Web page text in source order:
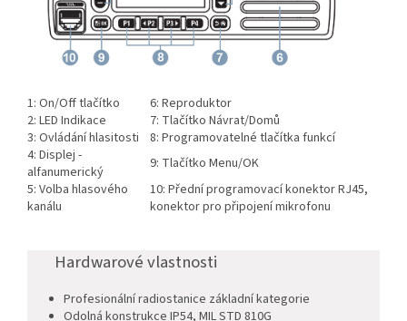
1: On/Off tlačítko
6: Reproduktor
2: LED Indikace
7: Tlačítko Návrat/Domů
3: Ovládání hlasitosti
8: Programovatelné tlačítka funkcí
4: Displej -
alfanumerický
9: Tlačítko Menu/OK
5: Volba hlasového
kanálu
10: Přední programovací konektor RJ45,
konektor pro připojení mikrofonu
Hardwarové vlastnosti
Profesionální radiostanice základní kategorie
Odolná konstrukce IP54, MIL STD 810G